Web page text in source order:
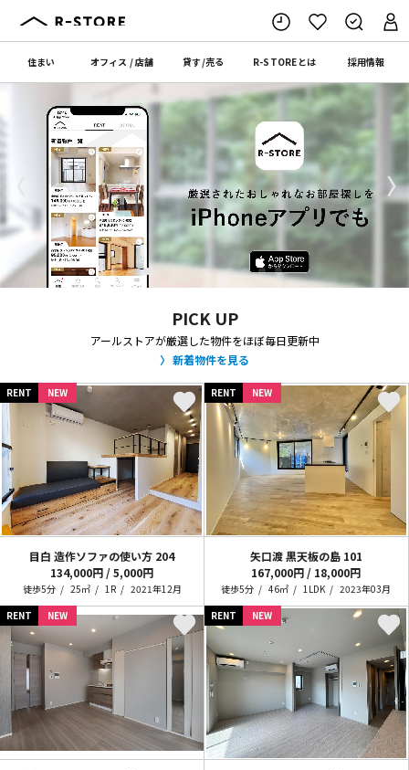
住まい オフィス /店舗 貸す/売る R-STOREとは 採用情報
〈 〉
PICK UP
アールストアが厳選した物件をほぼ毎日更新中
新着物件を見る
RENT NEW
目白 造作ソファの使い方 204
134,000円 / 5,000円
徒歩5分 25㎡ 1R 2021年12月
RENT NEW
矢口渡 黒天板の島 101
167,000円 / 18,000円
徒歩5分 46㎡ 1LDK
2023年03月
RENT
NEW RENT NEW